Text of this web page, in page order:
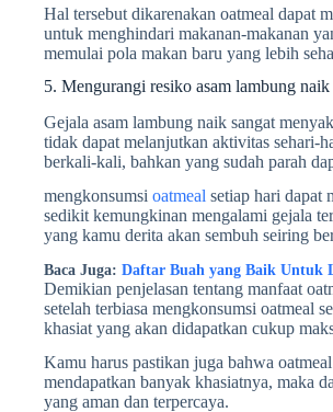
Hal tersebut dikarenakan oatmeal dapat
untuk menghindari makanan-makanan
memulai pola makan baru yang lebih
5. Mengurangi resiko asam lambung naik
Gejala asam lambung naik sangat
tidak dapat melanjutkan aktivitas sehari-
berkali-kali, bahkan yang sudah parah
mengkonsumsi oatmeal setiap hari dapat
sedikit kemungkinan mengalami gejala
yang kamu derita akan sembuh seiring
Baca Juga: Daftar Buah yang Baik Untuk
Demikian penjelasan tentang manfaat
setelah terbiasa mengkonsumsi oatmeal
khasiat yang akan didapatkan cukup
Kamu harus pastikan juga bahwa
mendapatkan banyak khasiatnya, maka
yang aman dan terpercaya.